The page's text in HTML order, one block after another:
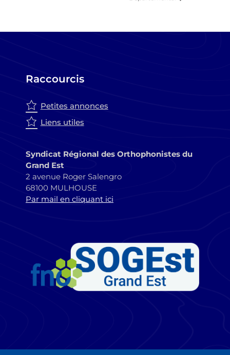
Raccourcis
Petites annonces
Liens utiles
Syndicat Régional des Orthophonistes du
Grand Est
2 avenue Roger Salengro
68100 MULHOUSE
Par mail en cliquant ici